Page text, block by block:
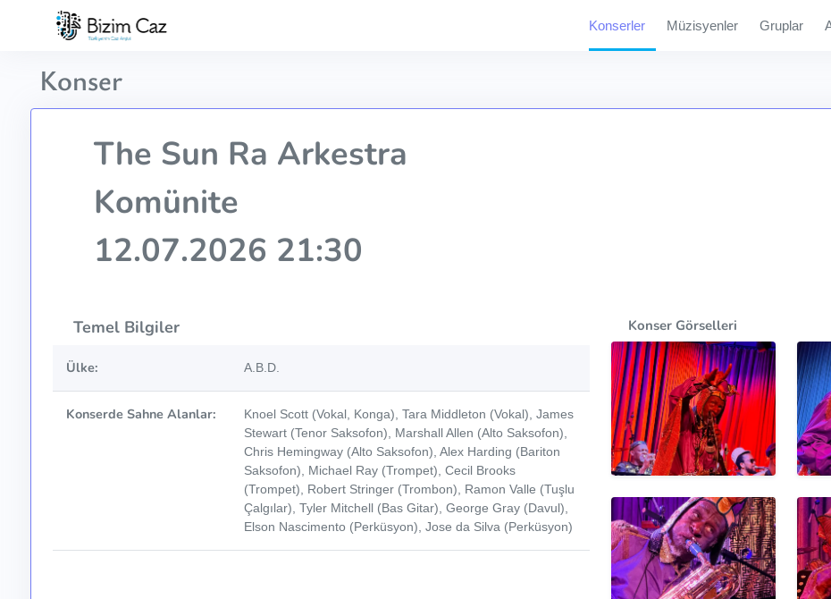
Konserler Müzisyenler Gruplar
Konser
The Sun Ra Arkestra
Komünite
12.07.2026 21:30
Temel Bilgiler
Ülke: A.B.D.
Konserde Sahne Alanlar:
Knoel Scott (Vokal, Konga), Tara Middleton (Vokal), James
Stewart (Tenor Saksofon), Marshall Allen (Alto Saksofon),
Chris Hemingway (Alto Saksofon), Alex Harding (Bariton
Saksofon), Michael Ray (Trompet), Cecil Brooks
(Trompet), Robert Stringer (Trombon), Ramon Valle (Tuşlu
Çalgılar), Tyler Mitchell (Bas Gitar), George Gray (Davul),
Elson Nascimento (Perküsyon), Jose da Silva (Perküsyon)
Konser Görselleri